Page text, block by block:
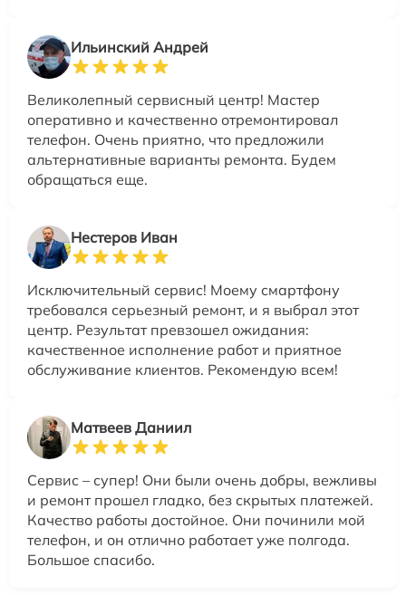
Ильинский Андрей
Великолепный сервисный центр! Мастер
оперативно и качественно отремонтировал
телефон. Очень приятно, что предложили
альтернативные варианты ремонта. Будем
обращаться еще.
Нестеров Иван
Исключительный сервис! Моему смартфону
требовался серьезный ремонт, и я выбрал этот
центр. Результат превзошел ожидания:
качественное исполнение работ и приятное
обслуживание клиентов. Рекомендую всем!
Матвеев Даниил
Сервис – супер! Они были очень добры, вежливы
и ремонт прошел гладко, без скрытых платежей.
Качество работы достойное. Они починили мой
телефон, и он отлично работает уже полгода.
Большое спасибо.